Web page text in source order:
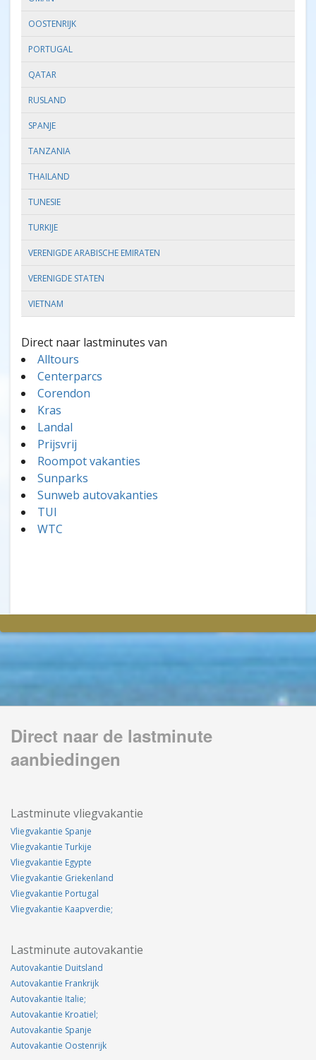
OOSTENRIJK
PORTUGAL
QATAR
RUSLAND
SPANJE
TANZANIA
THAILAND
TUNESIE
TURKIJE
VERENIGDE ARABISCHE EMIRATEN
VERENIGDE STATEN
VIETNAM
Direct naar lastminutes van
Alltours
Centerparcs
Corendon
Kras
Landal
Prijsvrij
Roompot vakanties
Sunparks
Sunweb autovakanties
TUI
WTC
Direct naar de lastminute
aanbiedingen
Lastminute vliegvakantie
Vliegvakantie Spanje
Vliegvakantie Turkije
Vliegvakantie Egypte
Vliegvakantie Griekenland
Vliegvakantie Portugal
Vliegvakantie Kaapverdie;
Lastminute autovakantie
Autovakantie Duitsland
Autovakantie Frankrijk
Autovakantie Italie;
Autovakantie Kroatiel;
Autovakantie Spanje
Autovakantie Oostenrijk